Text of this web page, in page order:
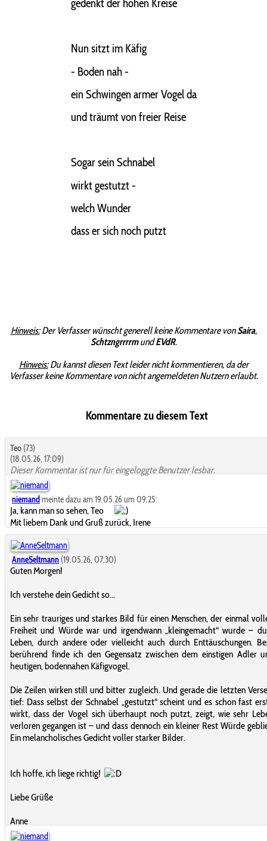
gedenkt der hohen Kreise
Nun sitzt im Käfig
- Boden nah -
ein Schwingen armer Vogel da
und träumt von freier Reise
Sogar sein Schnabel
wirkt gestutzt -
welch Wunder
dass er sich noch putzt
Hinweis:Der Verfasser wünscht generell keine Kommentare vonSaira,
SchtzngrrrrmundEVdR.
Hinweis:Du kannst diesen Text leider nicht kommentieren, da der
Verfasser keine Kommentare von nicht angemeldeten Nutzern erlaubt.
Kommentare zu diesem Text
Teo (73)
(18.05.26, 17:09)
Dieser Kommentar ist nur für eingeloggte Benutzer lesbar.
niemand meinte dazu am 19.05.26 um 09:25:
Ja, kann man so sehen, Teo
Mit liebem Dank und Gruß zurück, Irene
AnneSeltmann (19.05.26, 07:30)
Guten Morgen!
Ich verstehe dein Gedicht so...
Ein sehr trauriges und starkes Bild für einen Menschen, der einmal
Freiheit und Würde war und irgendwann „kleingemacht“ wurde –
Leben, durch andere oder vielleicht auch durch Enttäuschungen.
berührend finde ich den Gegensatz zwischen dem einstigen Adler
heutigen, bodennahen Käfigvogel.
Die Zeilen wirken still und bitter zugleich. Und gerade die letzten
tief: Dass selbst der Schnabel „gestutzt“ scheint und es schon fast
wirkt, dass der Vogel sich überhaupt noch putzt, zeigt, wie sehr
verloren gegangen ist – und dass dennoch ein kleiner Rest Würde
Ein melancholisches Gedicht voller starker Bilder.
Ich hoffe, ich liege richtig!
Liebe Grüße
Anne